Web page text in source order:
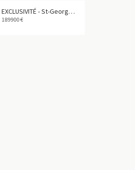
EXCLUSIVITÉ - St-Georges-sur-Baulche - Pavillon 4 pièces avec vie de plain-pied
189900 €